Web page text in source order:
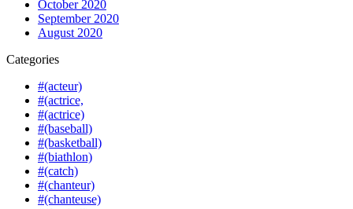
October 2020
September 2020
August 2020
Categories
#(acteur)
#(actrice,
#(actrice)
#(baseball)
#(basketball)
#(biathlon)
#(catch)
#(chanteur)
#(chanteuse)